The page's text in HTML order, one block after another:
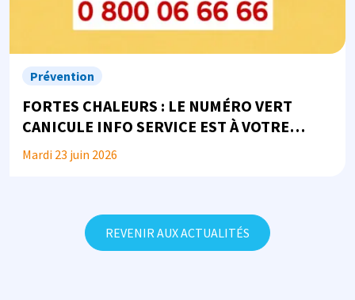
Prévention
FORTES CHALEURS : LE NUMÉRO VERT
CANICULE INFO SERVICE EST À VOTRE
DISPOSITION
Mardi 23 juin 2026
REVENIR AUX ACTUALITÉS